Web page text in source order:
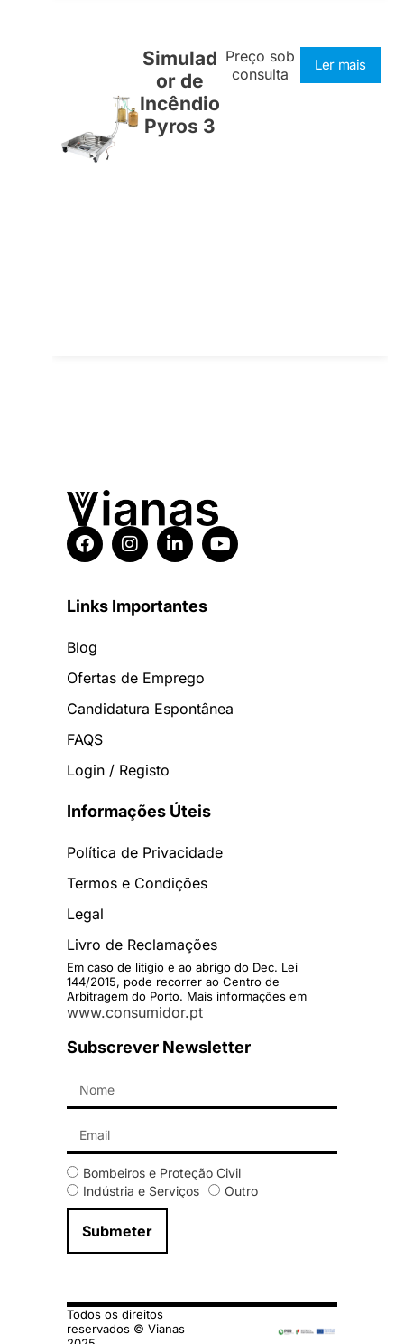
Simulad
or de
Incêndio
Pyros 3
Preço sob
consulta
Ler mais
Links Importantes
Blog
Ofertas de Emprego
Candidatura Espontânea
FAQS
Login / Registo
Informações Úteis
Política de Privacidade
Termos e Condições
Legal
Livro de Reclamações
Em caso de litigio e ao abrigo do Dec. Lei
144/2015, pode recorrer ao Centro de
Arbitragem do Porto. Mais informações em
www.consumidor.pt
Subscrever Newsletter
Bombeiros e Proteção Civil
Indústria e Serviços
Outro
Submeter
Todos os direitos
reservados © Vianas